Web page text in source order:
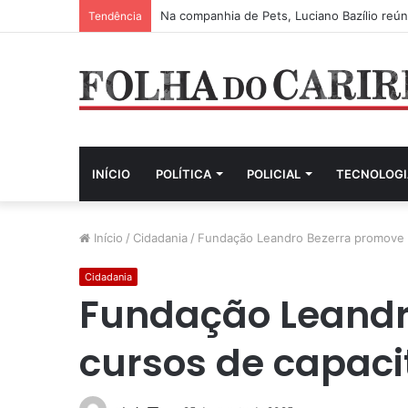
Tendência Na companhia de Pets, Luciano Bazílio
INÍCIO POLÍTICA POLICIAL
Início / Cidadania / Fundação Leandro Bezerra
Cidadania
Fundação
cursos de